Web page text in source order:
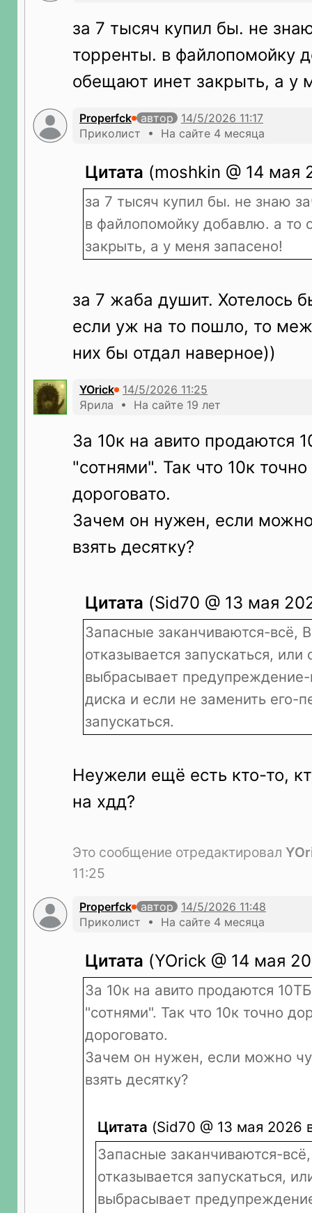
за 7 тысяч купил бы. не
торренты. в файлопомойку
обещают инет закрыть, а у
Properfck
автор
Приколист • На сайте 4 месяца
Цитата (moshkin @ 14 мая
за 7 тысяч купил бы. не знаю
в файлопомойку добавлю. а то
закрыть, а у меня запасено!
за 7 жаба душит. Хотелось
если уж на то пошло, то
них бы отдал наверное))
YOrick
Ярила • На сайте 19 лет
За 10к на авито продаются
"сотнями". Так что 10к
дороговато.
Зачем он нужен, если
взять десятку?
Цитата (Sid70 @ 13 мая
Запасные заканчиваются-всё,
отказывается запускаться, или
выбрасывает
диска и если не заменить его-
запускаться.
Неужели ещё есть кто-то,
на хдд?
Это сообщение отредактировал
11:25
Properfck
автор
Приколист • На сайте 4 месяца
Цитата (YOrick @ 14 мая
За 10к на авито продаются
"сотнями". Так что 10к точно
дороговато.
Зачем он нужен, если можно
взять десятку?
Цитата (Sid70 @ 13 мая 2026
Запасные заканчиваются-
отказывается запускаться,
выбрасывает